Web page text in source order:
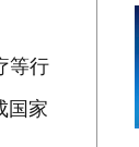
等行
国家